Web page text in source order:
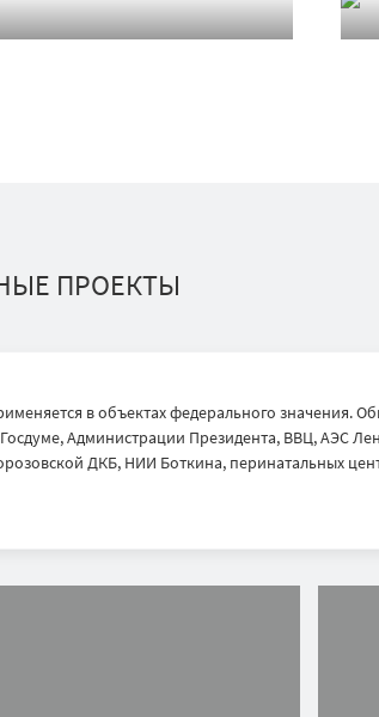
ПРОЕКТЫ
в объектах федерального значения.
Администрации Президента, ВВЦ, АЭС
ДКБ, НИИ Боткина, перинатальных